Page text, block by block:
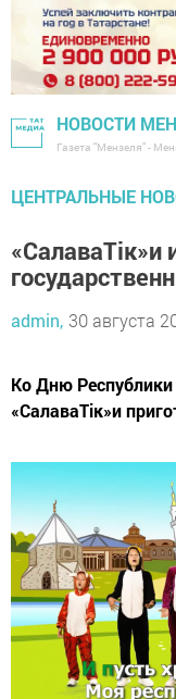
НОВОСТИ
Газета "Мензеля" -
ЦЕНТРАЛЬНЫЕ
«СалаваТік»и
admin, 30 августа
Ко Дню Республики
«СалаваТік»и